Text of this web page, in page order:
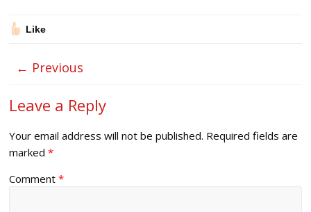
Like
← Previous
Leave a Reply
Your email address will not be published. Required fields are
marked*
Comment*